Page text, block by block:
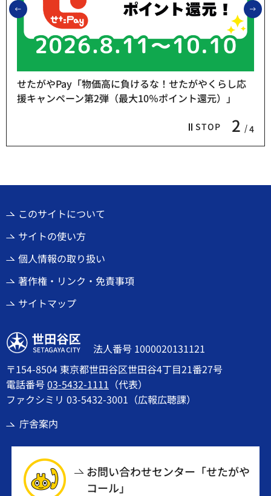
前のスライドを表示
STOP 2 4
せたがやPay「物価高に負けるな！せたがやくらし応
援キャンペーン第2弾（最大10％ポイント還元）」
このサイトについて
サイトの使い方
個人情報の取り扱い
著作権・リンク・免責事項
サイトマップ
世田谷区
法人番号 1000020131121
〒154-8504 東京都世田谷区世田谷4丁目21番27号
電話番号03-5432-1111 （代表）
ファクシミリ 03-5432-3001（広報広聴課）
庁舎案内
お問い合わせセンター「せたがや
コール」